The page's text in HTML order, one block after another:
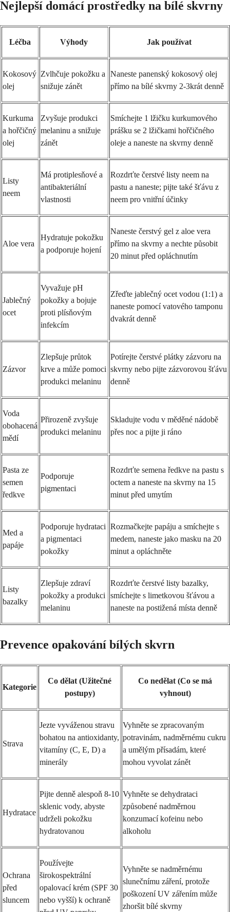
Nejlepší domácí prostředky na bílé skvrny
Léčba Výhody Jak používat
Kokosový
olej
Zvlhčuje pokožku a
snižuje zánět
Naneste panenský kokosový olej
přímo na bílé skvrny 2-3krát denně
Kurkuma
a hořčičný
olej
Zvyšuje produkci
melaninu a snižuje
zánět
Smíchejte 1 lžičku kurkumového
prášku se 2 lžičkami hořčičného
oleje a naneste na skvrny denně
Listy
neem
Má protiplesňové a
antibakteriální
vlastnosti
Rozdrťte čerstvé listy neem na
pastu a naneste; pijte také šťávu z
neem pro vnitřní účinky
Aloe vera
Hydratuje pokožku
a podporuje hojení
Naneste čerstvý gel z aloe vera
přímo na skvrny a nechte působit
20 minut před opláchnutím
Jablečný
ocet
Vyvažuje pH
pokožky a bojuje
proti plísňovým
infekcím
Zřeďte jablečný ocet vodou (1:1) a
naneste pomocí vatového tamponu
dvakrát denně
Zázvor
Zlepšuje průtok
krve a může pomoci
produkci melaninu
Potírejte čerstvé plátky zázvoru na
skvrny nebo pijte zázvorovou šťávu
denně
Voda
obohacená
mědí
Přirozeně zvyšuje
produkci melaninu
Skladujte vodu v měděné nádobě
přes noc a pijte ji ráno
Pasta ze
semen
ředkve
Podporuje
pigmentaci
Rozdrťte semena ředkve na pastu s
octem a naneste na skvrny na 15
minut před umytím
Med a
papáje
Podporuje hydrataci
a pigmentaci
pokožky
Rozmačkejte papáju a smíchejte s
medem, naneste jako masku na 20
minut a opláchněte
Listy
bazalky
Zlepšuje zdraví
pokožky a produkci
melaninu
Rozdrťte čerstvé listy bazalky,
smíchejte s limetkovou šťávou a
naneste na postižená místa denně
Prevence opakování bílých skvrn
Kategorie
Co dělat (Užitečné
postupy)
Co nedělat (Co se má
vyhnout)
Strava
Jezte vyváženou stravu
bohatou na antioxidanty,
vitamíny (C, E, D) a
minerály
Vyhněte se zpracovaným
potravinám, nadměrnému cukru
a umělým přísadám, které
mohou vyvolat zánět
Hydratace
Pijte denně alespoň 8-10
sklenic vody, abyste
udrželi pokožku
hydratovanou
Vyhněte se dehydrataci
způsobené nadměrnou
konzumací kofeinu nebo
alkoholu
Ochrana
před
sluncem
Používejte
širokospektrální
opalovací krém (SPF 30
nebo vyšší) k ochraně
Vyhněte se nadměrnému
slunečnímu záření, protože
poškození UV zářením může
zhoršit bílé skvrny